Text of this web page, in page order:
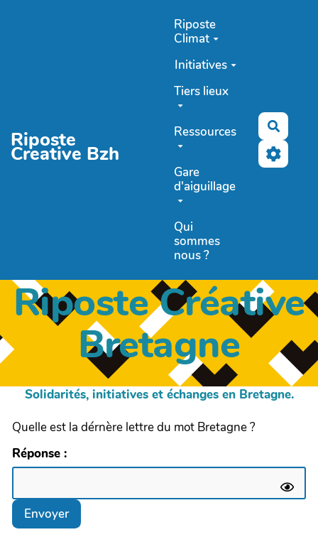
Riposte
Creative Bzh
Riposte
Climat
Initiatives
Tiers lieux
Ressources
Gare
d'aiguillage
Qui
sommes
nous ?
Riposte Créative
Bretagne
Solidarités, initiatives et échanges en Bretagne.
Quelle est la dérnère lettre du mot Bretagne ?
Réponse :
Envoyer